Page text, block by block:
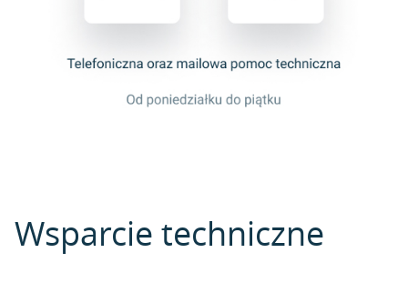
Wsparcie techniczne